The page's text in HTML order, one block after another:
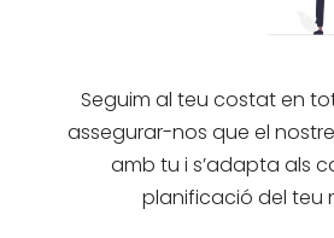
Seguim al teu costat en
assegurar-nos que el
amb tu i s’adapta als
planificació del teu